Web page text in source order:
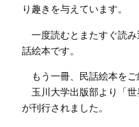
り趣きを与えています。
一度読むとまたすぐ読み
話絵本です。
もう一冊、民話絵本をご
玉川大学出版部より「
が刊行されました。